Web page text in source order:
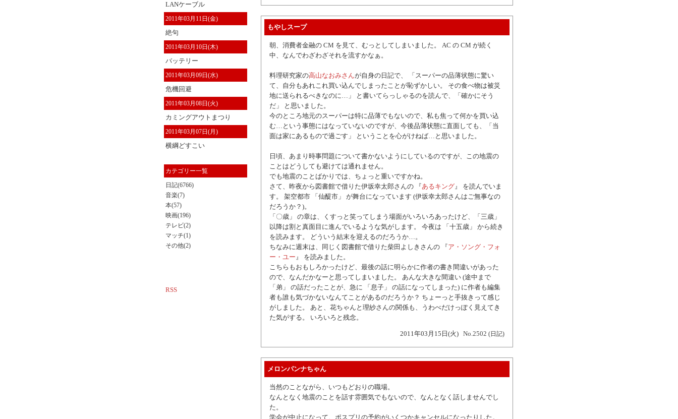
LANケーブル
2011年03月11日(金)
絶句
2011年03月10日(木)
バッテリー
2011年03月09日(水)
危機回避
2011年03月08日(火)
カミングアウトまつり
2011年03月07日(月)
横綱どすこい
カテゴリー一覧
日記(6766)
音楽(7)
本(57)
映画(196)
テレビ(2)
マッチ(1)
その他(2)
RSS
もやしスープ
朝、消費者金融の CM を見て、むっとしてしまいました。 AC の CM が続く
中、なんでわざわざそれを流すかなぁ。
料理研究家の高山なおみさんが自身の日記で、 「スーパーの品薄状態に驚い
て、自分もあれこれ買い込んでしまったことが恥ずかしい。 その食べ物は被災
地に送られるべきなのに…」 と書いてらっしゃるのを読んで、「確かにそう
だ」 と思いました。
今のところ地元のスーパーは特に品薄でもないので、私も焦って何かを買い込
む…という事態にはなっていないのですが、今後品薄状態に直面しても、「当
面は家にあるもので過ごす」 ということを心がけねば…と思いました。
日頃、あまり時事問題について書かないようにしているのですが、この地震の
ことはどうしても避けては通れません。
でも地震のことばかりでは、ちょっと重いですかね。
さて、昨夜から図書館で借りた伊坂幸太郎さんの 『あるキング』 を読んでいま
す。 架空都市 「仙醍市」 が舞台になっています (伊坂幸太郎さんはご無事なの
だろうか？)。
「〇歳」 の章は、くすっと笑ってしまう場面がいろいろあったけど、「三歳」
以降は割と真面目に進んでいるような気がします。 今夜は 「十五歳」 から続き
を読みます。 どういう結末を迎えるのだろうか…。
ちなみに週末は、同じく図書館で借りた柴田よしきさんの 『ア・ソング・フォ
ー・ユー』 を読みました。
こちらもおもしろかったけど、最後の話に明らかに作者の書き間違いがあった
ので、なんだかなーと思ってしまいました。 あんな大きな間違い (途中まで
「弟」 の話だったことが、急に 「息子」 の話になってしまった) に作者も編集
者も誰も気づかないなんてことがあるのだろうか？ ちょーっと手抜きって感じ
がしました。 あと、花ちゃんと理紗さんの関係も、うわべだけっぽく見えてき
た気がする。 いろいろと残念。
2011年03月15日(火) No.2502 (日記)
メロンパンナちゃん
当然のことながら、いつもどおりの職場。
なんとなく地震のことを話す雰囲気でもないので、なんとなく話しませんでし
た。
学会が中止になって、ポスプリの予約がいくつかキャンセルになったりした。